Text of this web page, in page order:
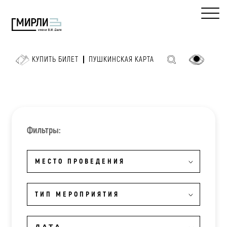
КУПИТЬ БИЛЕТ ПУШКИНСКАЯ КАРТА
Фильтры:
МЕСТО ПРОВЕДЕНИЯ
ТИП МЕРОПРИЯТИЯ